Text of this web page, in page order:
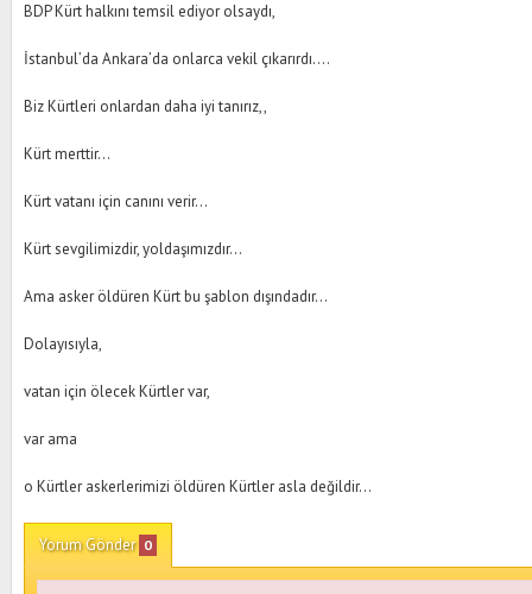
BDP Kürt halkını temsil ediyor olsaydı,
İstanbul’da Ankara’da onlarca vekil çıkarırdı....
Biz Kürtleri onlardan daha iyi tanırız,,
Kürt merttir...
Kürt vatanı için canını verir...
Kürt sevgilimizdir, yoldaşımızdır...
Ama asker öldüren Kürt bu şablon dışındadır...
Dolayısıyla,
vatan için ölecek Kürtler var,
var ama
o Kürtler askerlerimizi öldüren Kürtler asla değildir...
Yorum Gönder 0